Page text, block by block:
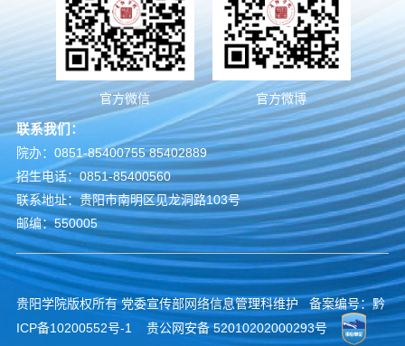
官方微信 官方微博
联系我们：
院办：0851-85400755 85402889
招生电话：0851-85400560
联系地址：贵阳市南明区见龙洞路103号
邮编：550005
贵阳学院版权所有 党委宣传部网络信息管理科维护 备案编号：黔
ICP备10200552号-1
贵公网安备 52010202000293号